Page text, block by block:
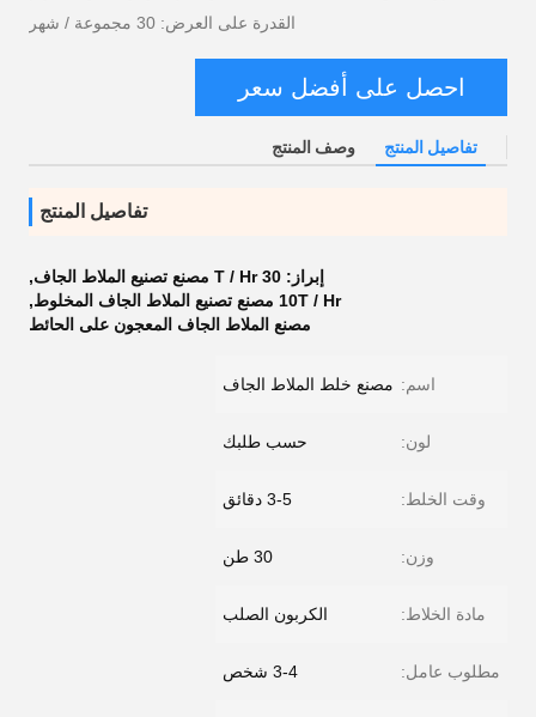
القدرة على العرض: 30 مجموعة / شهر
احصل على أفضل سعر
تفاصيل المنتج وصف المنتج
تفاصيل المنتج
إبراز: 30 T / Hr مصنع تصنيع الملاط الجاف
,
10T / Hr مصنع تصنيع الملاط الجاف المخلوط
,
مصنع الملاط الجاف المعجون على الحائط
اسم: مصنع خلط الملاط الجاف
لون: حسب طلبك
وقت الخلط: 3-5 دقائق
وزن: 30 طن
مادة الخلاط: الكربون الصلب
مطلوب عامل: 3-4 شخص